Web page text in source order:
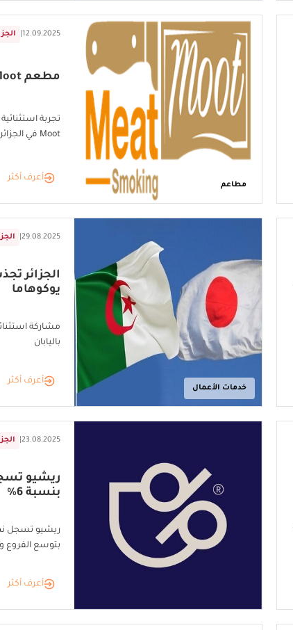
مطاعم
12.09.2025
مطعم Meat Moot في الجزائر
Moot في الجزائر
أعرف أكثر
خدمات الأعمال
29.08.2025
الجزائر
يوكوهاما
مشاركة
باليابان
أعرف أكثر
23.08.2025
ريشيو
بنسبة 6%
بتوسع الفروع
أعرف أكثر